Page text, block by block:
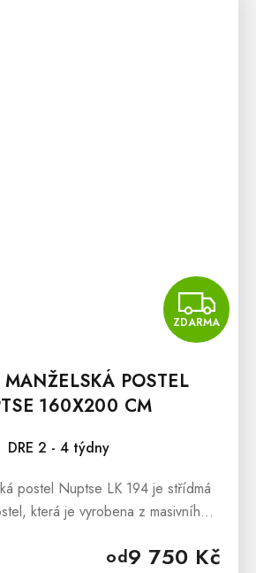
ZDARMA
MANŽELSKÁ POSTEL
160X200 CM
DRE 2 - 4 týdny
od9 750 Kč
postel Nuptse LK 194 je střídmá
která je vyrobena z masivního
materiál, který je...